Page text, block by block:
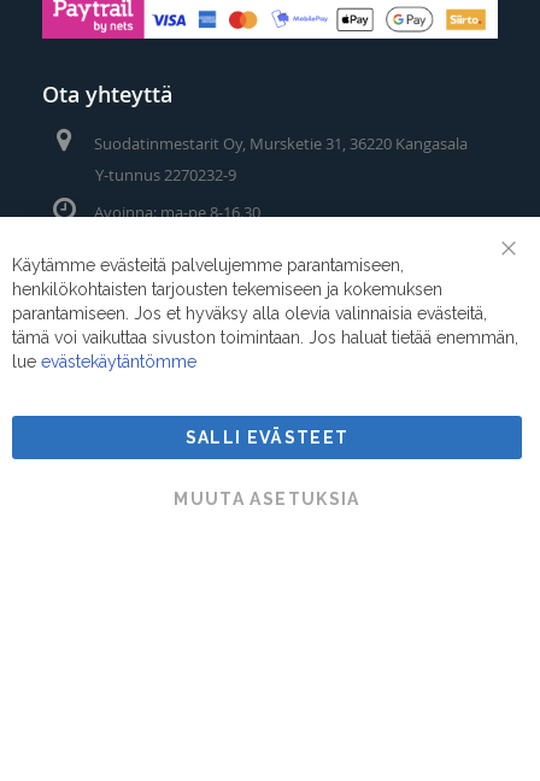
Ota yhteyttä
Suodatinmestarit Oy, Mursketie 31, 36220 Kangasala
Y-tunnus 2270232-9
Avoinna: ma-pe 8-16.30
Puhelin/Whatsapp:
Sähköposti:myynti@suodatinmestarit.fi
Suodatinmestarit © 2026
Käytämme evästeitä palvelujemme parantamiseen,
henkilökohtaisten tarjousten tekemiseen ja kokemuksen
parantamiseen. Jos et hyväksy alla olevia valinnaisia evästeitä,
tämä voi vaikuttaa sivuston toimintaan. Jos haluat tietää enemmän,
lue evästekäytäntömme
SALLI EVÄSTEET
MUUTA ASETUKSIA